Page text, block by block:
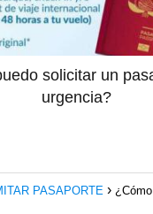
solicitar un
urgencia?
PASAPORTE